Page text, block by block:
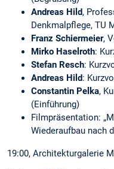
Andreas Hild,
Denkmalpflege, TU
Franz Schiermeier,
Mirko Haselroth:
Stefan Resch:
Andreas Hild:
Constantin Pelka,
(Einführung)
Filmpräsentation:
Wiederaufbau nach
19:00, Architekturgalerie